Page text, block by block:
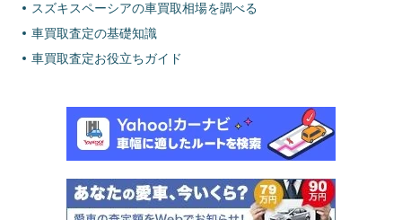
スズキスペーシアの車買取相場を調べる
車買取査定の基礎知識
車買取査定お役立ちガイド